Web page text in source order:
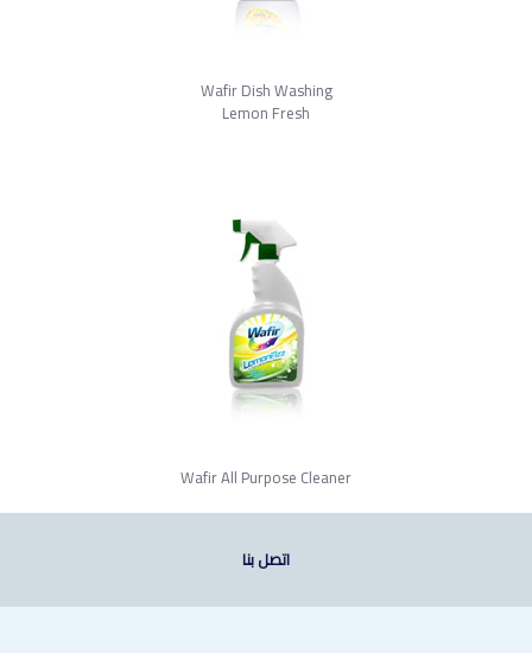
Wafir Dish Washing
Lemon Fresh
Wafir All Purpose Cleaner
اتصل بنا